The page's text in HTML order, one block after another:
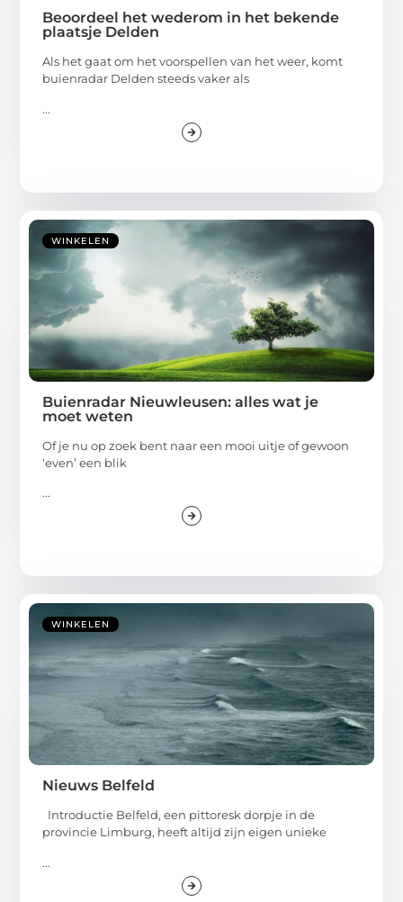
Beoordeel het wederom in het bekende
plaatsje Delden
Als het gaat om het voorspellen van het weer, komt
buienradar Delden steeds vaker als
...
WINKELEN
Buienradar Nieuwleusen: alles wat je
moet weten
Of je nu op zoek bent naar een mooi uitje of gewoon
‘even’ een blik
...
WINKELEN
Nieuws Belfeld
Introductie Belfeld, een pittoresk dorpje in de
provincie Limburg, heeft altijd zijn eigen unieke
...